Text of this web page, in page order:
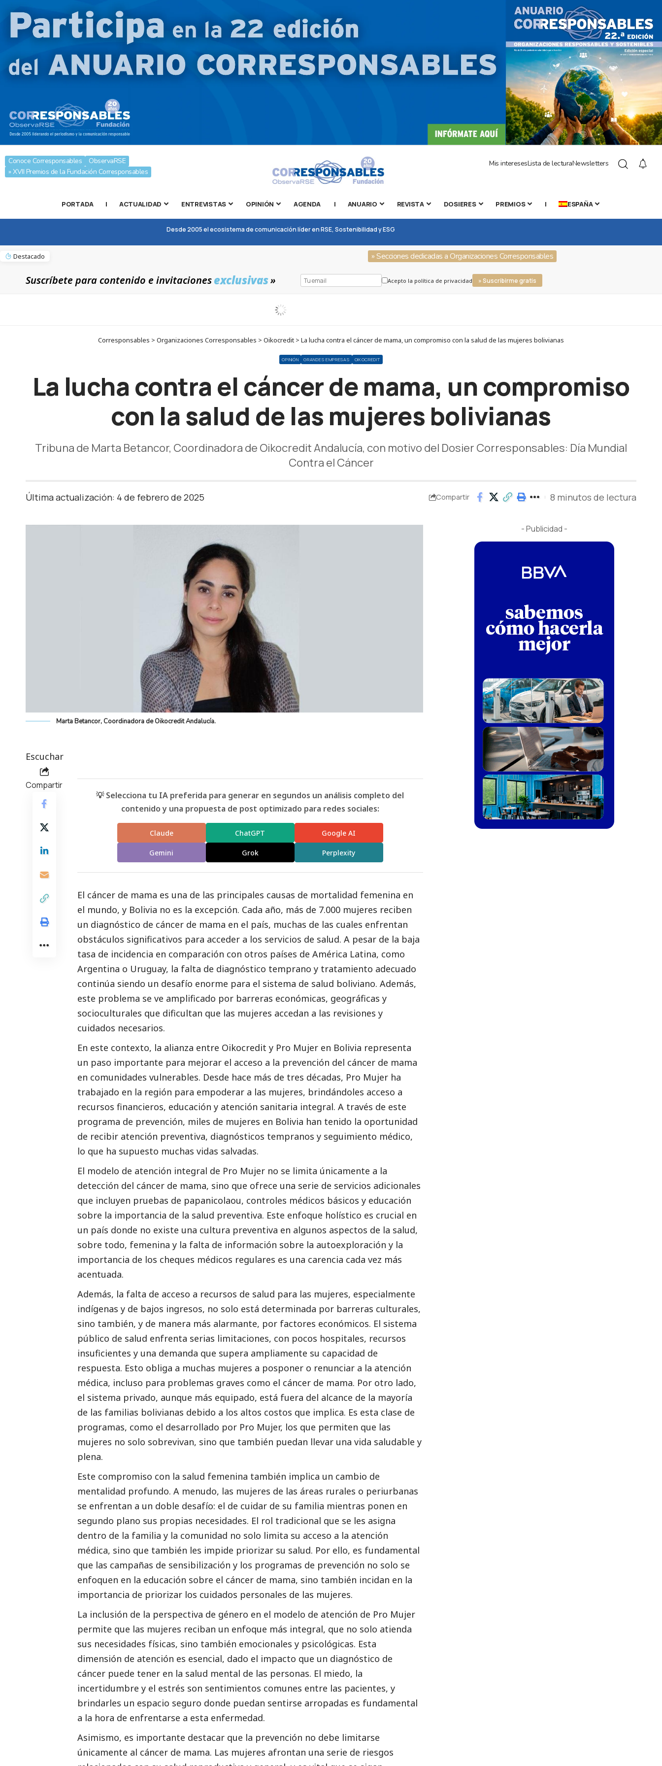
Conoce Corresponsables
ObservaRSE
» XVII Premios de la Fundación Corresponsables
Mis interesesLista de lecturaNewsletters
PORTADA | ACTUALIDAD ENTREVISTAS OPINIÓN AGENDA | ANUARIO REVISTA DOSIERES PREMIOS | ESPAÑA
Desde 2005 el ecosistema de comunicación líder en RSE, Sostenibilidad y ESG
Destacado » Secciones dedicadas a Organizaciones Corresponsables
Suscríbete para contenido e invitacionesexclusivas» Acepto la política de privacidad » Suscribirme gratis
Corresponsables > Organizaciones Corresponsables > Oikocredit > La lucha contra el cáncer de mama, un compromiso con la salud de las mujeres bolivianas
OPINIÓN GRANDES EMPRESAS OIKOCREDIT
La lucha contra el cáncer de mama, un compromiso
con la salud de las mujeres bolivianas
Tribuna de Marta Betancor, Coordinadora de Oikocredit Andalucía, con motivo del Dosier Corresponsables: Día Mundial
Contra el Cáncer
Última actualización: 4 de febrero de 2025 Compartir 8 minutos de lectura
Marta Betancor, Coordinadora de Oikocredit Andalucía.
Escuchar
Compartir
💡 Selecciona tu IA preferida para generar en segundos un análisis completo del
contenido y una propuesta de post optimizado para redes sociales:
Claude ChatGPT Google AI
Gemini Grok Perplexity
El cáncer de mama es una de las principales causas de mortalidad femenina en
el mundo, y Bolivia no es la excepción. Cada año, más de 7.000 mujeres reciben
un diagnóstico de cáncer de mama en el país, muchas de las cuales enfrentan
obstáculos significativos para acceder a los servicios de salud. A pesar de la baja
tasa de incidencia en comparación con otros países de América Latina, como
Argentina o Uruguay, la falta de diagnóstico temprano y tratamiento adecuado
continúa siendo un desafío enorme para el sistema de salud boliviano. Además,
este problema se ve amplificado por barreras económicas, geográficas y
socioculturales que dificultan que las mujeres accedan a las revisiones y
cuidados necesarios.
En este contexto, la alianza entre Oikocredit y Pro Mujer en Bolivia representa
un paso importante para mejorar el acceso a la prevención del cáncer de mama
en comunidades vulnerables. Desde hace más de tres décadas, Pro Mujer ha
trabajado en la región para empoderar a las mujeres, brindándoles acceso a
recursos financieros, educación y atención sanitaria integral. A través de este
programa de prevención, miles de mujeres en Bolivia han tenido la oportunidad
de recibir atención preventiva, diagnósticos tempranos y seguimiento médico,
lo que ha supuesto muchas vidas salvadas.
El modelo de atención integral de Pro Mujer no se limita únicamente a la
detección del cáncer de mama, sino que ofrece una serie de servicios adicionales
que incluyen pruebas de papanicolaou, controles médicos básicos y educación
sobre la importancia de la salud preventiva. Este enfoque holístico es crucial en
un país donde no existe una cultura preventiva en algunos aspectos de la salud,
sobre todo, femenina y la falta de información sobre la autoexploración y la
importancia de los cheques médicos regulares es una carencia cada vez más
acentuada.
Además, la falta de acceso a recursos de salud para las mujeres, especialmente
indígenas y de bajos ingresos, no solo está determinada por barreras culturales,
sino también, y de manera más alarmante, por factores económicos. El sistema
público de salud enfrenta serias limitaciones, con pocos hospitales, recursos
insuficientes y una demanda que supera ampliamente su capacidad de
respuesta. Esto obliga a muchas mujeres a posponer o renunciar a la atención
médica, incluso para problemas graves como el cáncer de mama. Por otro lado,
el sistema privado, aunque más equipado, está fuera del alcance de la mayoría
de las familias bolivianas debido a los altos costos que implica. Es esta clase de
programas, como el desarrollado por Pro Mujer, los que permiten que las
mujeres no solo sobrevivan, sino que también puedan llevar una vida saludable y
plena.
Este compromiso con la salud femenina también implica un cambio de
mentalidad profundo. A menudo, las mujeres de las áreas rurales o periurbanas
se enfrentan a un doble desafío: el de cuidar de su familia mientras ponen en
segundo plano sus propias necesidades. El rol tradicional que se les asigna
dentro de la familia y la comunidad no solo limita su acceso a la atención
médica, sino que también les impide priorizar su salud. Por ello, es fundamental
que las campañas de sensibilización y los programas de prevención no solo se
enfoquen en la educación sobre el cáncer de mama, sino también incidan en la
importancia de priorizar los cuidados personales de las mujeres.
La inclusión de la perspectiva de género en el modelo de atención de Pro Mujer
permite que las mujeres reciban un enfoque más integral, que no solo atienda
sus necesidades físicas, sino también emocionales y psicológicas. Esta
dimensión de atención es esencial, dado el impacto que un diagnóstico de
cáncer puede tener en la salud mental de las personas. El miedo, la
incertidumbre y el estrés son sentimientos comunes entre las pacientes, y
brindarles un espacio seguro donde puedan sentirse arropadas es fundamental
a la hora de enfrentarse a esta enfermedad.
Asimismo, es importante destacar que la prevención no debe limitarse
únicamente al cáncer de mama. Las mujeres afrontan una serie de riesgos
- Publicidad -